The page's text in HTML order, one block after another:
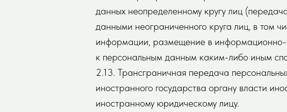
данных неопределенному кругу лиц
данными неограниченного круга лиц, в том
информации, размещение в информационно-
к персональным данным каким-либо иным
2.13. Трансграничная передача
иностранного государства органу власти
иностранному юридическому лицу.